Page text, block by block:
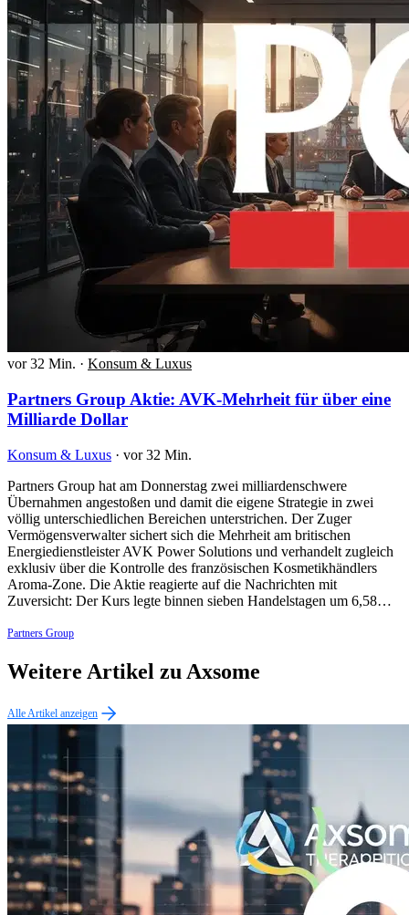
vor 32 Min. · Konsum & Luxus
Partners Group Aktie: AVK-Mehrheit für über eine
Milliarde Dollar
Konsum & Luxus · vor 32 Min.
Partners Group hat am Donnerstag zwei milliardenschwere
Übernahmen angestoßen und damit die eigene Strategie in zwei
völlig unterschiedlichen Bereichen unterstrichen. Der Zuger
Vermögensverwalter sichert sich die Mehrheit am britischen
Energiedienstleister AVK Power Solutions und verhandelt zugleich
exklusiv über die Kontrolle des französischen Kosmetikhändlers
Aroma-Zone. Die Aktie reagierte auf die Nachrichten mit
Zuversicht: Der Kurs legte binnen sieben Handelstagen um 6,58…
Partners Group
Weitere Artikel zu Axsome
Alle Artikel anzeigen